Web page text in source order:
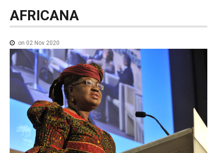
AFRICANA
on 02 Nov 2020